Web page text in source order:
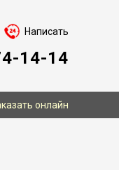
Написать
14-14
онлайн